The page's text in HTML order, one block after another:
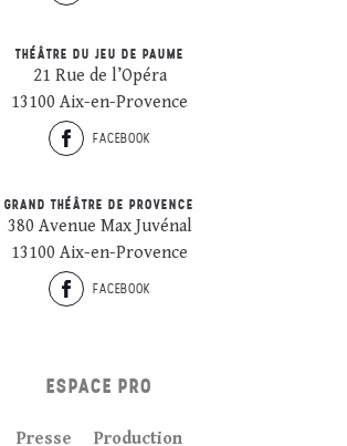
THÉÂTRE DU JEU DE PAUME
21 Rue de l’Opéra
13100 Aix-en-Provence
FACEBOOK
GRAND THÉÂTRE DE PROVENCE
380 Avenue Max Juvénal
13100 Aix-en-Provence
FACEBOOK
ESPACE PRO
Presse Production